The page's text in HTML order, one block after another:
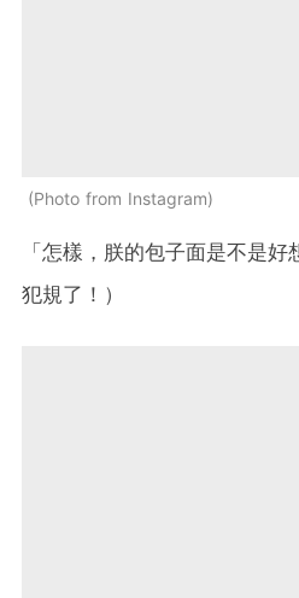
Photo from Instagram
「怎樣，朕的包子面是不是
犯規了！）